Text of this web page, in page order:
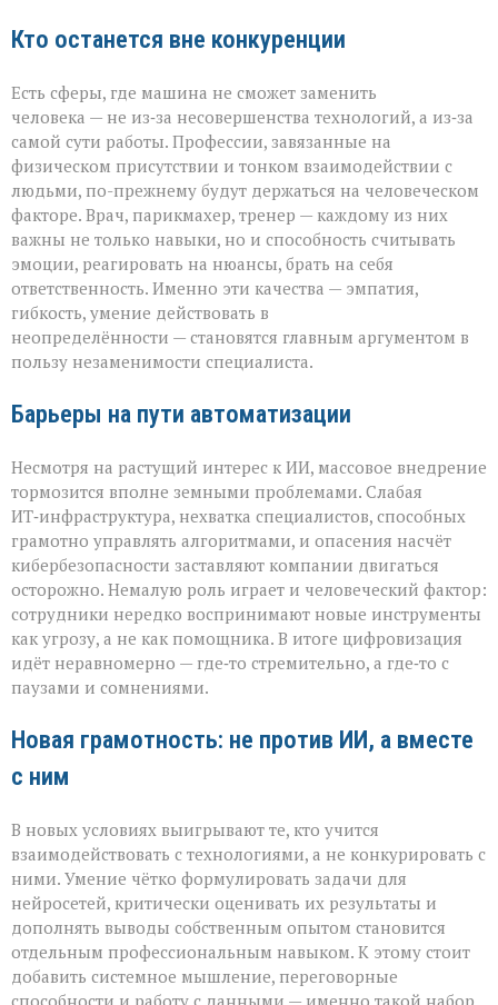
Кто останется вне конкуренции
Есть сферы, где машина не сможет заменить
человека — не из‑за несовершенства технологий, а из‑за
самой сути работы. Профессии, завязанные на
физическом присутствии и тонком взаимодействии с
людьми, по-прежнему будут держаться на человеческом
факторе. Врач, парикмахер, тренер — каждому из них
важны не только навыки, но и способность считывать
эмоции, реагировать на нюансы, брать на себя
ответственность. Именно эти качества — эмпатия,
гибкость, умение действовать в
неопределённости — становятся главным аргументом в
пользу незаменимости специалиста.
Барьеры на пути автоматизации
Несмотря на растущий интерес к ИИ, массовое внедрение
тормозится вполне земными проблемами. Слабая
ИТ‑инфраструктура, нехватка специалистов, способных
грамотно управлять алгоритмами, и опасения насчёт
кибербезопасности заставляют компании двигаться
осторожно. Немалую роль играет и человеческий фактор:
сотрудники нередко воспринимают новые инструменты
как угрозу, а не как помощника. В итоге цифровизация
идёт неравномерно — где‑то стремительно, а где‑то с
паузами и сомнениями.
Новая грамотность: не против ИИ, а вместе
с ним
В новых условиях выигрывают те, кто учится
взаимодействовать с технологиями, а не конкурировать с
ними. Умение чётко формулировать задачи для
нейросетей, критически оценивать их результаты и
дополнять выводы собственным опытом становится
отдельным профессиональным навыком. К этому стоит
добавить системное мышление, переговорные